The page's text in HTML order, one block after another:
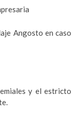
Angosto en caso
y el estricto